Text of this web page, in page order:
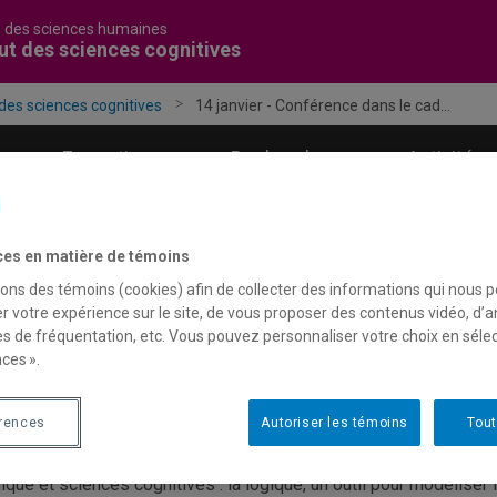
des sciences humaines
des sciences cognitives
sciences cognitives 14 janvier - Conférence dans le cad...
Formation Recherche Activités
janvier - Conférence dans
de la logique
et sciences cognitives : la logique, un outil pour modéliser
en matière de témoins
des témoins (cookies) afin de collecter des informations qui nous
votre expérience sur le site, de vous proposer des contenus vidéo,
de fréquentation, etc. Vous pouvez personnaliser votre choix en
».
Autoriser les témoins